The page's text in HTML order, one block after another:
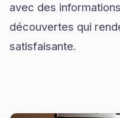
avec des
découvertes qui
satisfaisante.